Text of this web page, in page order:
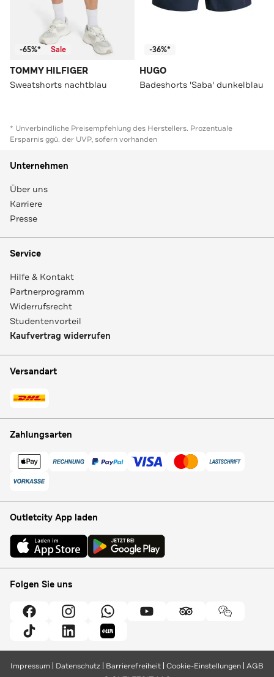
-65%* Sale
TOMMY HILFIGER
Sweatshorts nachtblau
-36%*
HUGO
Badeshorts 'Saba' dunkelblau
* Unverbindliche Preisempfehlung des Herstellers. Prozentuale
Ersparnis ggü. der UVP, sofern vorhanden
Unternehmen
Über uns
Karriere
Presse
Service
Hilfe & Kontakt
Partnerprogramm
Widerrufsrecht
Studentenvorteil
Kaufvertrag widerrufen
Versandart
Zahlungsarten
Outletcity App laden
Folgen Sie uns
Impressum Datenschutz Barrierefreiheit Cookie-Einstellungen AGB